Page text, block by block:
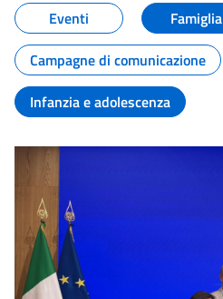
Eventi
Famiglia
Campagne di comunicazione
Infanzia e adolescenza